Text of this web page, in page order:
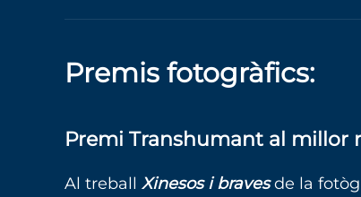
Premis fotogràfics:
Premi Transhumant al
Al treball Xinesos i bravesde la